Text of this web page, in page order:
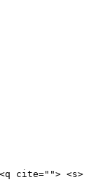
cite=""> <s>